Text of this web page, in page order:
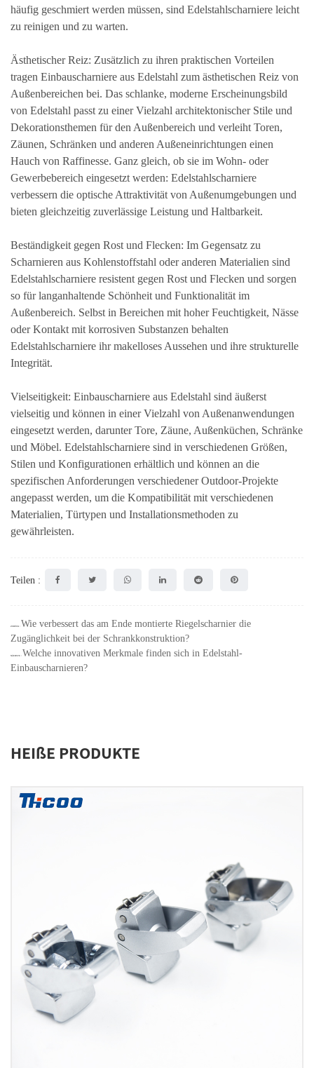
häufig geschmiert werden müssen, sind Edelstahlscharniere leicht
zu reinigen und zu warten.
Ästhetischer Reiz: Zusätzlich zu ihren praktischen Vorteilen
tragen Einbauscharniere aus Edelstahl zum ästhetischen Reiz von
Außenbereichen bei. Das schlanke, moderne Erscheinungsbild
von Edelstahl passt zu einer Vielzahl architektonischer Stile und
Dekorationsthemen für den Außenbereich und verleiht Toren,
Zäunen, Schränken und anderen Außeneinrichtungen einen
Hauch von Raffinesse. Ganz gleich, ob sie im Wohn- oder
Gewerbebereich eingesetzt werden: Edelstahlscharniere
verbessern die optische Attraktivität von Außenumgebungen und
bieten gleichzeitig zuverlässige Leistung und Haltbarkeit.
Beständigkeit gegen Rost und Flecken: Im Gegensatz zu
Scharnieren aus Kohlenstoffstahl oder anderen Materialien sind
Edelstahlscharniere resistent gegen Rost und Flecken und sorgen
so für langanhaltende Schönheit und Funktionalität im
Außenbereich. Selbst in Bereichen mit hoher Feuchtigkeit, Nässe
oder Kontakt mit korrosiven Substanzen behalten
Edelstahlscharniere ihr makelloses Aussehen und ihre strukturelle
Integrität.
Vielseitigkeit: Einbauscharniere aus Edelstahl sind äußerst
vielseitig und können in einer Vielzahl von Außenanwendungen
eingesetzt werden, darunter Tore, Zäune, Außenküchen, Schränke
und Möbel. Edelstahlscharniere sind in verschiedenen Größen,
Stilen und Konfigurationen erhältlich und können an die
spezifischen Anforderungen verschiedener Outdoor-Projekte
angepasst werden, um die Kompatibilität mit verschiedenen
Materialien, Türtypen und Installationsmethoden zu
gewährleisten.
Teilen :
ZURÜCK： Wie verbessert das am Ende montierte Riegelscharnier die
Zugänglichkeit bei der Schrankkonstruktion?
NÄCHSTE： Welche innovativen Merkmale finden sich in Edelstahl-
Einbauscharnieren?
HEIßE PRODUKTE